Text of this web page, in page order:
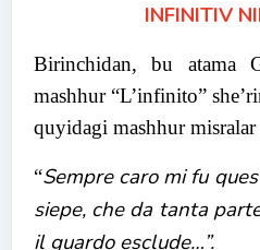
INFINITIV
Birinchidan, bu atama
mashhur “L’infinito”
quyidagi mashhur
“Sempre caro mi fu
siepe, che da tanta
il guardo esclude…”.